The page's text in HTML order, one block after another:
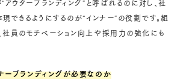
ウターブランディング”と呼ばれるのに対し、社
できるようにするのが“インナー”の役割です。組
社員のモチベーション向上や採用力の強化にも
ーブランディングが必要なのか